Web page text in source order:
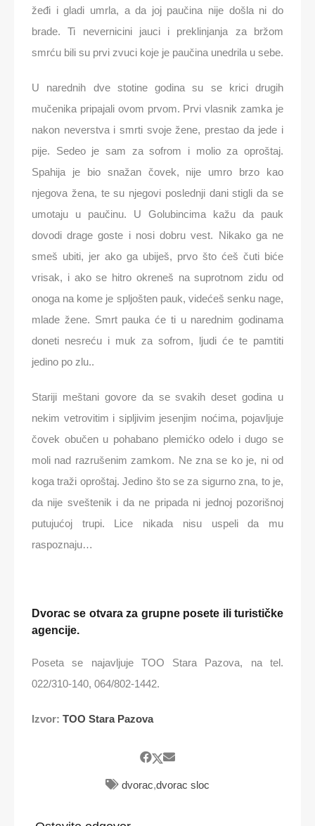
žeđi i gladi umrla, a da joj paučina nije došla ni do
brade. Ti nevernicini jauci i preklinjanja za bržom
smrću bili su prvi zvuci koje je paučina unedrila u sebe.
U narednih dve stotine godina su se krici drugih
mučenika pripajali ovom prvom. Prvi vlasnik zamka je
nakon neverstva i smrti svoje žene, prestao da jede i
pije. Sedeo je sam za sofrom i molio za oproštaj.
Spahija je bio snažan čovek, nije umro brzo kao
njegova žena, te su njegovi poslednji dani stigli da se
umotaju u paučinu. U Golubincima kažu da pauk
dovodi drage goste i nosi dobru vest. Nikako ga ne
smeš ubiti, jer ako ga ubiješ, prvo što ćeš čuti biće
vrisak, i ako se hitro okreneš na suprotnom zidu od
onoga na kome je spljošten pauk, videćeš senku nage,
mlade žene. Smrt pauka će ti u narednim godinama
doneti nesreću i muk za sofrom, ljudi će te pamtiti
jedino po zlu..
Stariji meštani govore da se svakih deset godina u
nekim vetrovitim i sipljivim jesenjim noćima, pojavljuje
čovek obučen u pohabano plemićko odelo i dugo se
moli nad razrušenim zamkom. Ne zna se ko je, ni od
koga traži oproštaj. Jedino što se za sigurno zna, to je,
da nije sveštenik i da ne pripada ni jednoj pozorišnoj
putujućoj trupi. Lice nikada nisu uspeli da mu
raspoznaju…
Dvorac se otvara za grupne posete ili turističke
agencije.
Poseta se najavljuje TOO Stara Pazova, na tel.
022/310-140, 064/802-1442.
Izvor: TOO Stara Pazova
dvorac,dvorac sloc